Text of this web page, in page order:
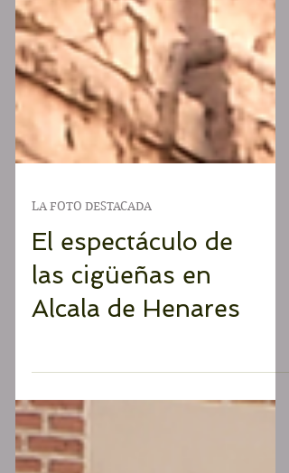
LA FOTO DESTACADA
El espectáculo de
las cigüeñas en